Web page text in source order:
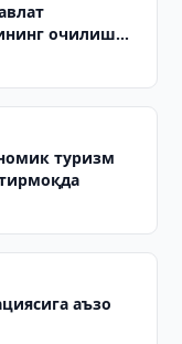
очилиш
туризм
аъзо